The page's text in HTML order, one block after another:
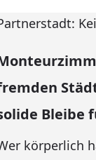
Bleibe
körperlich